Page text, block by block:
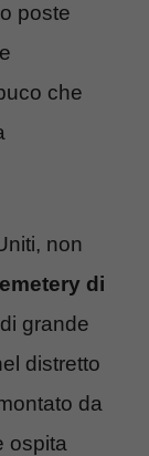
poste
che
non
di
grande
distretto
da
ospita